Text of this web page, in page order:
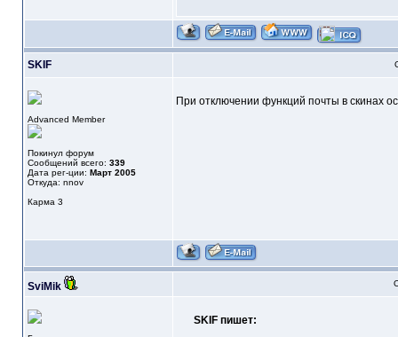
SKIF
Advanced Member
Покинул форум
Сообщений всего: 339
Дата рег-ции: Март 2005
Откуда: nnov
Карма 3
При отключении функций почты в скинах
SviMik
SKIF пишет: